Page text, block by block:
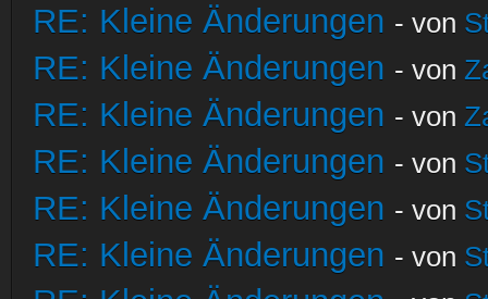
RE: Kleine Änderungen - von
RE: Kleine Änderungen - von
RE: Kleine Änderungen - von
RE: Kleine Änderungen - von
RE: Kleine Änderungen - von
RE: Kleine Änderungen - von